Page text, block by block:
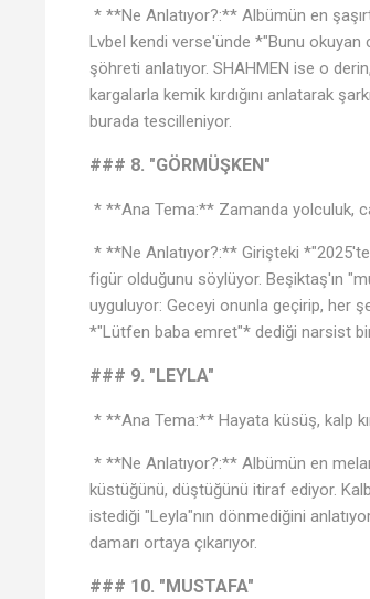
* **Ne Anlatıyor?:** Albümün en
Lvbel kendi verse'ünde *"Bunu okuyan
şöhreti anlatıyor. SHAHMEN ise o
kargalarla kemik kırdığını anlatarak
burada tescilleniyor.
### 8. "GÖRMÜŞKEN"
* **Ana Tema:** Zamanda yolculuk,
* **Ne Anlatıyor?:** Girişteki
figür olduğunu söylüyor. Beşiktaş'ın
uyguluyor: Geceyi onunla geçirip, her
*"Lütfen baba emret"* dediği narsist
### 9. "LEYLA"
* **Ana Tema:** Hayata küsüş, kalp
* **Ne Anlatıyor?:** Albümün en
küstüğünü, düştüğünü itiraf ediyor.
istediği "Leyla"nın dönmediğini
damarı ortaya çıkarıyor.
### 10. "MUSTAFA"